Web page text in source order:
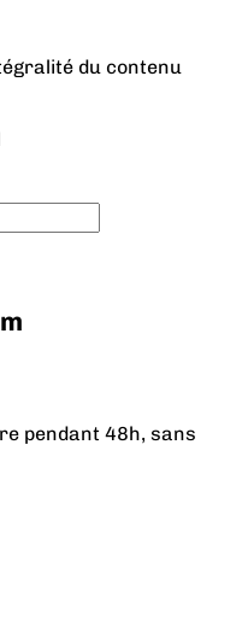
du contenu
pendant 48h, sans